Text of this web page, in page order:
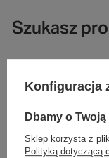
Szukasz
Jeśli nie znalazłeś w
przesłać nam opis
zalogowany
Konfiguracja
Dbamy o
Sklep korzysta z
Polityką dotyczącą